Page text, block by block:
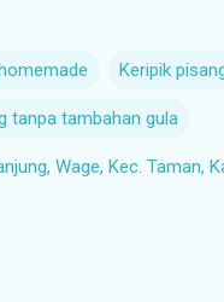
Keripik
tanpa tambahan gula
Wage, Kec. Taman,